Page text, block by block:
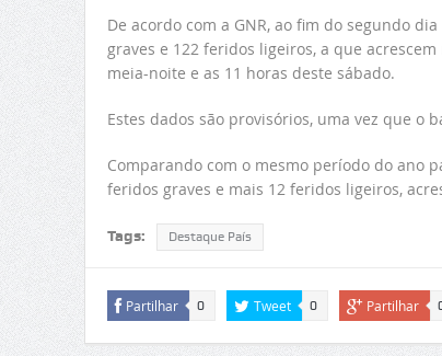
De acordo com a GNR, ao fim do segundo
graves e 122 feridos ligeiros, a que
meia-noite e as 11 horas deste sábado.
Estes dados são provisórios, uma vez que o
Comparando com o mesmo período do ano
feridos graves e mais 12 feridos ligeiros,
Tags: Destaque País
Partilhar 0 Tweet 0 Partilhar